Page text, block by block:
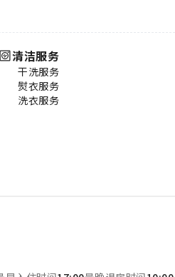
清洁服务
干洗服务
熨衣服务
洗衣服务